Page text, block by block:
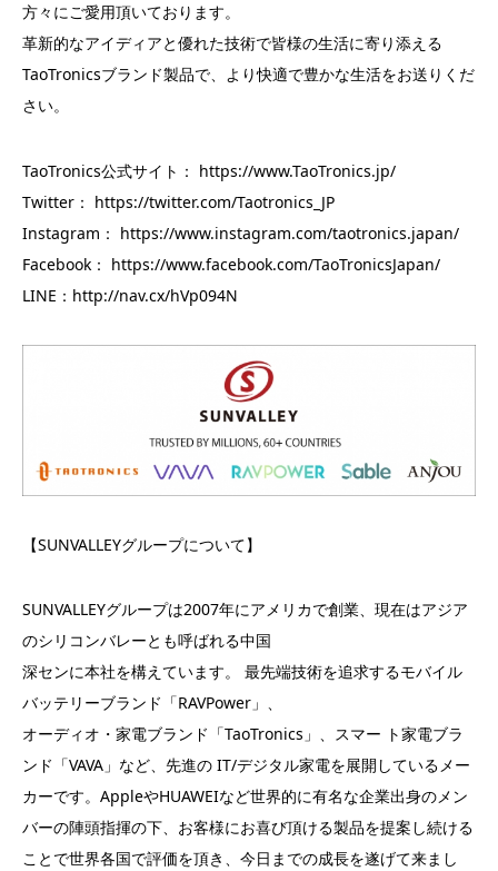
方々にご愛用頂いております。
革新的なアイディアと優れた技術で皆様の生活に寄り添える
TaoTronicsブランド製品で、より快適で豊かな生活をお送りくだ
さい。
TaoTronics公式サイト： https://www.TaoTronics.jp/
Twitter： https://twitter.com/Taotronics_JP
Instagram： https://www.instagram.com/taotronics.japan/
Facebook： https://www.facebook.com/TaoTronicsJapan/
LINE：http://nav.cx/hVp094N
【SUNVALLEYグループについて】
SUNVALLEYグループは2007年にアメリカで創業、現在はアジア
のシリコンバレーとも呼ばれる中国
深センに本社を構えています。 最先端技術を追求するモバイル
バッテリーブランド「RAVPower」、
オーディオ・家電ブランド「TaoTronics」、スマー ト家電ブラ
ンド「VAVA」など、先進の IT/デジタル家電を展開しているメー
カーです。AppleやHUAWEIなど世界的に有名な企業出身のメン
バーの陣頭指揮の下、お客様にお喜び頂ける製品を提案し続ける
ことで世界各国で評価を頂き、今日までの成⻑を遂げて来まし